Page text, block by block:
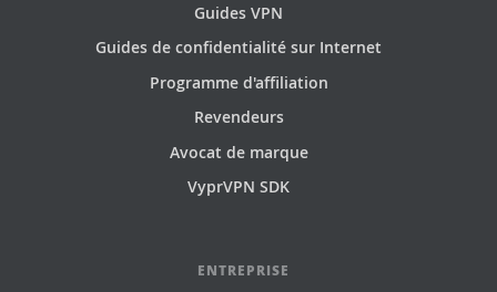
Guides VPN
Guides de confidentialité sur Internet
Programme d'affiliation
Revendeurs
Avocat de marque
VyprVPN SDK
ENTREPRISE